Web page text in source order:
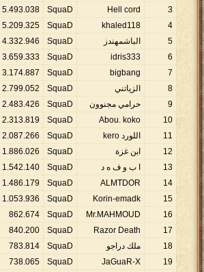
3
Hell cord
SquaD
5.493.038
4
khaled118
SquaD
5.209.325
5
الباشمهندز SquaD
4.332.946
6
idris333
SquaD
3.659.333
7
bigbang
SquaD
3.174.887
8
الزياتني SquaD
2.799.052
9
حرامي مجنوون SquaD
2.483.426
10
Abou. koko
SquaD
2.313.819
11
اللورد kero SquaD
2.087.266
12
ابن غزة SquaD
1.886.026
13
ا ب و ف ه د SquaD
1.542.140
14
ALMTDOR
SquaD
1.486.179
15
Korin-emadk
SquaD
1.053.936
16
Mr.MAHMOUD
SquaD
862.674
17
Razor Death
SquaD
840.200
18
ملك دراجو SquaD
783.814
19
JaGuaR-X
SquaD
738.065